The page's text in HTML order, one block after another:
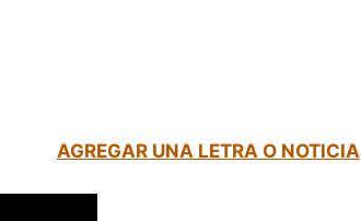
AGREGAR UNA LETRA O NOTICIA